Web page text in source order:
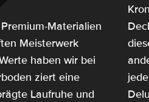
Materialien
Meisterwerk
haben wir bei
ziert eine
Laufruhe und